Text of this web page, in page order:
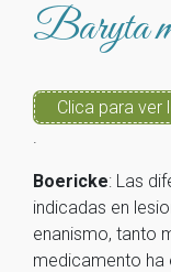
Baryta
Clica para ver
.
Boericke: Las
indicadas en
enanismo, tanto
medicamento ha